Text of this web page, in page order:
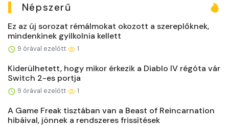
Népszerű
Ez az új sorozat rémálmokat okozott a szereplőknek,
mindenkinek gyilkolnia kellett
9 órával ezelőtt 1
Kiderülhetett, hogy mikor érkezik a Diablo IV régóta vár
Switch 2-es portja
9 órával ezelőtt 1
A Game Freak tisztában van a Beast of Reincarnation
hibáival, jönnek a rendszeres frissítések